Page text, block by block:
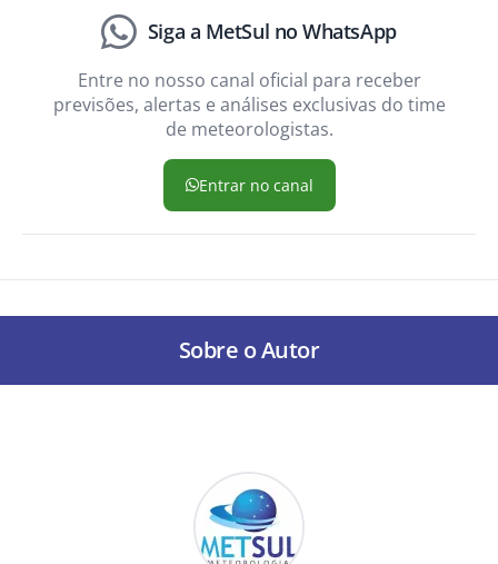
Siga a MetSul no WhatsApp
Entre no nosso canal oficial para receber
previsões, alertas e análises exclusivas do time
de meteorologistas.
Entrar no canal
Sobre o Autor